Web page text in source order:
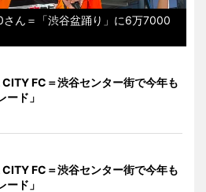
ん＝「渋谷盆踊り」に6万7000
CITY FC＝渋谷センター街で今年も
ード」
CITY FC＝渋谷センター街で今年も
ード」